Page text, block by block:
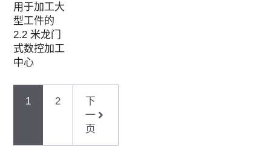
用于加工大
型工件的
2.2 米龙门
式数控加工
中心
1 2
下
一
页